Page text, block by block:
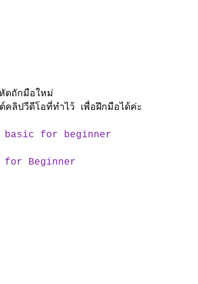
ดถักมือใหม่
ลิปวีดีโอที่ทำไว้ เพื่อฝึกมือได้ค่ะ
basic for beginner
for Beginner